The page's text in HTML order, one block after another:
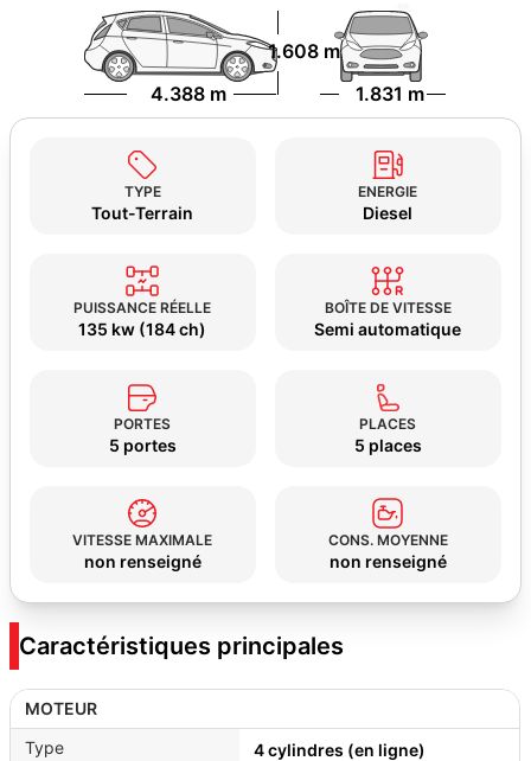
4.388 m 1.831 m
1.608 m
TYPE
Tout-Terrain
ENERGIE
Diesel
PUISSANCE RÉELLE
135 kw (184 ch)
BOÎTE DE VITESSE
Semi automatique
PORTES
5 portes
PLACES
5 places
VITESSE MAXIMALE
non renseigné
CONS. MOYENNE
non renseigné
Caractéristiques principales
MOTEUR
Type
4 cylindres (en ligne)